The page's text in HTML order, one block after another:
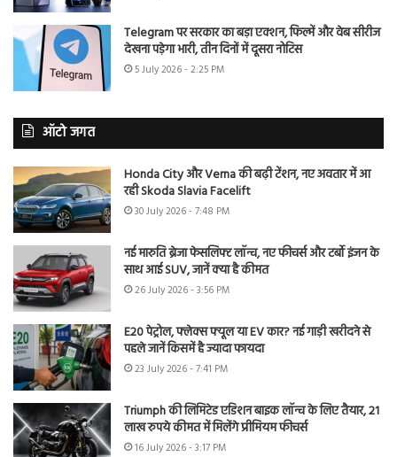
Telegram पर सरकार का बड़ा एक्शन, फिल्में और वेब सीरीज
देखना पड़ेगा भारी, तीन दिनों में दूसरा नोटिस
5 July 2026 - 2:25 PM
ऑटो जगत
Honda City और Verna की बढ़ी टेंशन, नए अवतार में आ
रही Skoda Slavia Facelift
30 July 2026 - 7:48 PM
नई मारुति ब्रेजा फेसलिफ्ट लॉन्च, नए फीचर्स और टर्बो इंजन के
साथ आई SUV, जानें क्या है कीमत
26 July 2026 - 3:56 PM
E20 पेट्रोल, फ्लेक्स फ्यूल या EV कार? नई गाड़ी खरीदने से
पहले जानें किसमें है ज्यादा फायदा
23 July 2026 - 7:41 PM
Triumph की लिमिटेड एडिशन बाइक लॉन्च के लिए तैयार, 21
लाख रुपये कीमत में मिलेंगे प्रीमियम फीचर्स
16 July 2026 - 3:17 PM